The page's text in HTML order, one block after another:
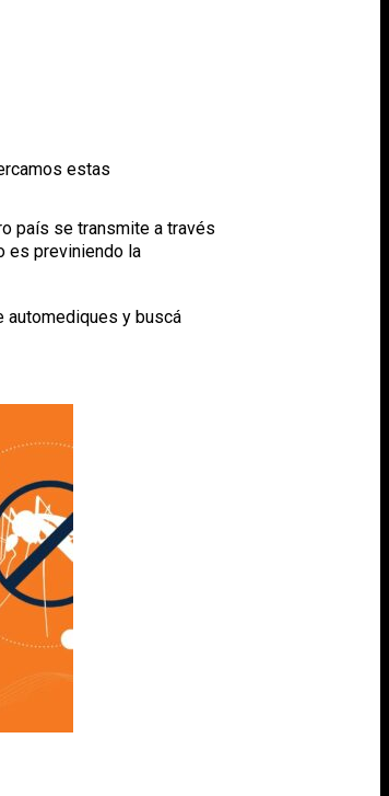
estas
país se transmite a través
es previniendo la
automediques y buscá